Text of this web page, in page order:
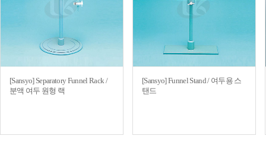
[Sansyo] Separatory Funnel Rack /
분액 여두 원형 랙
[Sansyo] Funnel Stand / 여두용 스
탠드